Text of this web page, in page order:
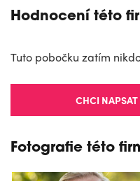
Hodnocení této
Tuto pobočku zatím
CHCI
Fotografie této